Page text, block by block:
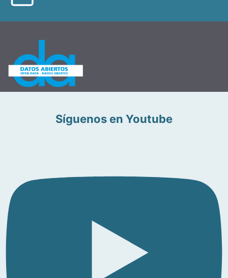
Síguenos en Youtube